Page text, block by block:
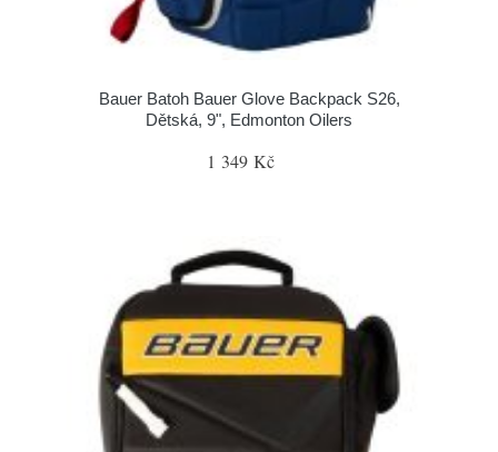
Bauer Batoh Bauer Glove Backpack S26,
Dětská, 9", Edmonton Oilers
1 349 Kč